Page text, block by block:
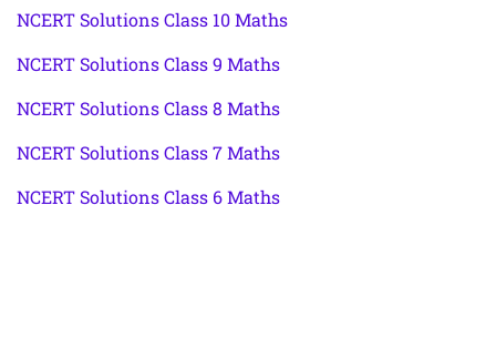
NCERT Solutions Class 10 Maths
NCERT Solutions Class 9 Maths
NCERT Solutions Class 8 Maths
NCERT Solutions Class 7 Maths
NCERT Solutions Class 6 Maths